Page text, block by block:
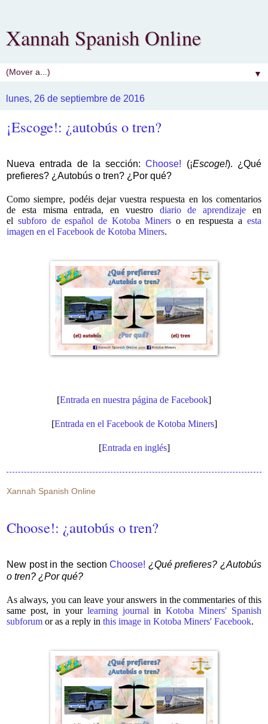
Xannah Spanish Online
▼
lunes, 26 de septiembre de 2016
¡Escoge!: ¿autobús o tren?
Nueva entrada de la sección:Choose! (¡Escoge!). ¿Qué
prefieres? ¿Autobús o tren? ¿Por qué?
Como siempre, podéis dejar vuestra respuesta en los comentarios
de esta misma entrada, en vuestro diario de aprendizaje en
el subforo de español de Kotoba Minerso en respuesta aesta
imagen en el Facebook de Kotoba Miners.
[Entrada en nuestra página de Facebook]
[Entrada en el Facebook de Kotoba Miners]
[Entrada en inglés]
Xannah Spanish Online
Choose!: ¿autobús o tren?
New post in the sectionChoose! ¿Qué prefieres? ¿Autobús
o tren? ¿Por qué?
As always, you can leave your answers in the commentaries of this
same post, in your learning journal in Kotoba Miners' Spanish
subforum or as a reply in this image in Kotoba Miners' Facebook.